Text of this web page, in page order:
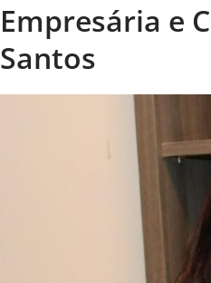
Empresária e
Santos